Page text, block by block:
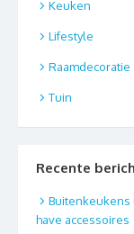
Keuken
Lifestyle
Raamdecoratie
Tuin
Recente
have accessoires